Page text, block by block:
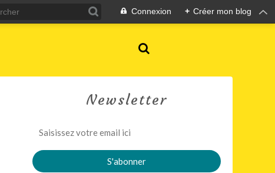
Connexion + Créer mon blog
Newsletter